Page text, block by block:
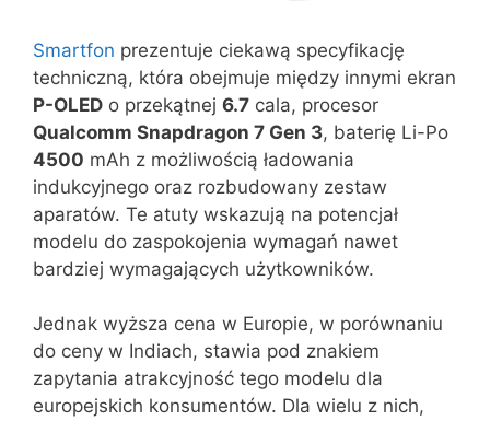
Smartfon prezentuje ciekawą specyfikację
techniczną, która obejmuje między innymi ekran
P-OLED o przekątnej 6.7 cala, procesor
Qualcomm Snapdragon 7 Gen 3, baterię Li-Po
4500 mAh z możliwością ładowania
indukcyjnego oraz rozbudowany zestaw
aparatów. Te atuty wskazują na potencjał
modelu do zaspokojenia wymagań nawet
bardziej wymagających użytkowników.
Jednak wyższa cena w Europie, w porównaniu
do ceny w Indiach, stawia pod znakiem
zapytania atrakcyjność tego modelu dla
europejskich konsumentów. Dla wielu z nich,